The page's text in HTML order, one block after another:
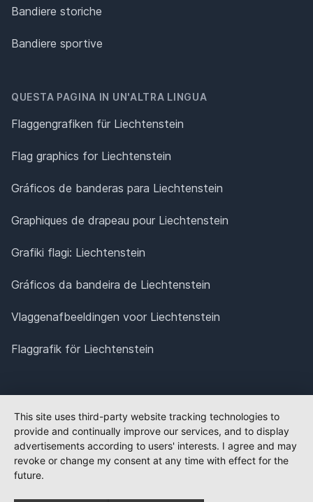
Bandiere storiche
Bandiere sportive
QUESTA PAGINA IN UN'ALTRA LINGUA
Flaggengrafiken für Liechtenstein
Flag graphics for Liechtenstein
Gráficos de banderas para Liechtenstein
Graphiques de drapeau pour Liechtenstein
Grafiki flagi: Liechtenstein
Gráficos da bandeira de Liechtenstein
Vlaggenafbeeldingen voor Liechtenstein
Flaggrafik för Liechtenstein
This site uses third-party website tracking technologies to
provide and continually improve our services, and to display
advertisements according to users' interests. I agree and may
revoke or change my consent at any time with effect for the
future.